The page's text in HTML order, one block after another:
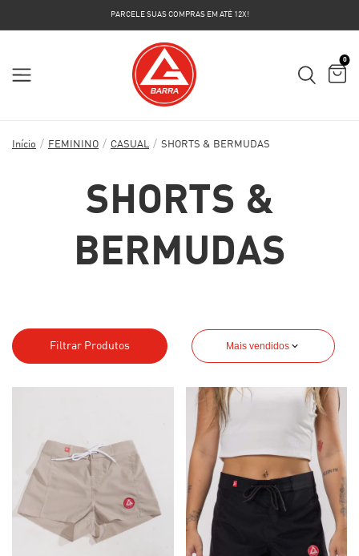
PARCELE SUAS COMPRAS EM ATÉ 12X!
0
Início / FEMININO / CASUAL / SHORTS & BERMUDAS
SHORTS &
BERMUDAS
Filtrar Produtos Mais vendidos